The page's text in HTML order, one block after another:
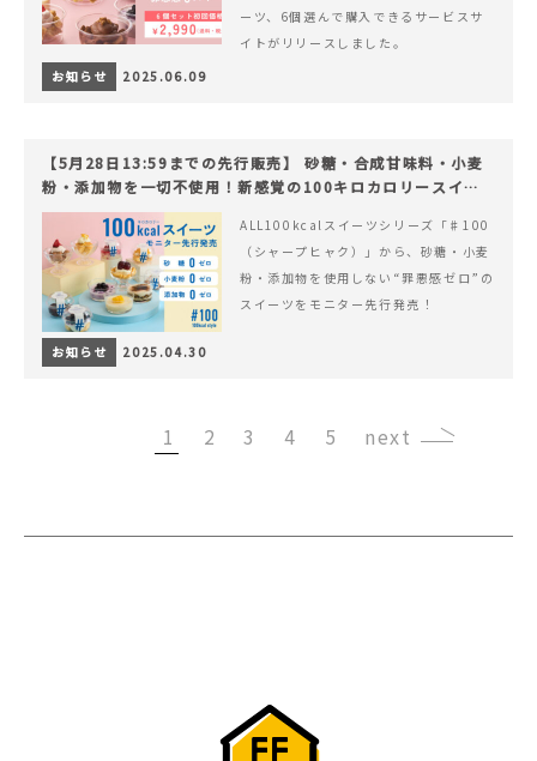
ーツ、6個選んで購入できるサービスサ
イトがリリースしました。
お知らせ
2025.06.09
【5月28日13:59までの先行販売】 砂糖・合成甘味料・小麦
粉・添加物を一切不使用！新感覚の100キロカロリースイー
ツでヘルシーライフを。
ALL100kcalスイーツシリーズ「♯100
（シャープヒャク）」から、砂糖・小麦
粉・添加物を使用しない“罪悪感ゼロ”の
スイーツをモニター先行発売！
お知らせ 2025.04.30
1 2 3 4 5 ›